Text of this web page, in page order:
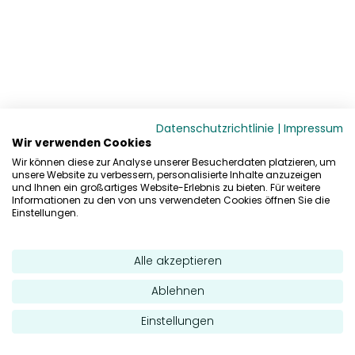
Datenschutzrichtlinie | Impressum
Wir verwenden Cookies
Wir können diese zur Analyse unserer Besucherdaten platzieren, um
unsere Website zu verbessern, personalisierte Inhalte anzuzeigen
und Ihnen ein großartiges Website-Erlebnis zu bieten. Für weitere
Informationen zu den von uns verwendeten Cookies öffnen Sie die
Einstellungen.
Alle akzeptieren
Ablehnen
Einstellungen